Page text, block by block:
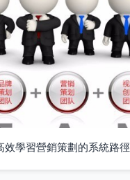
效學習營銷策劃的系統路徑